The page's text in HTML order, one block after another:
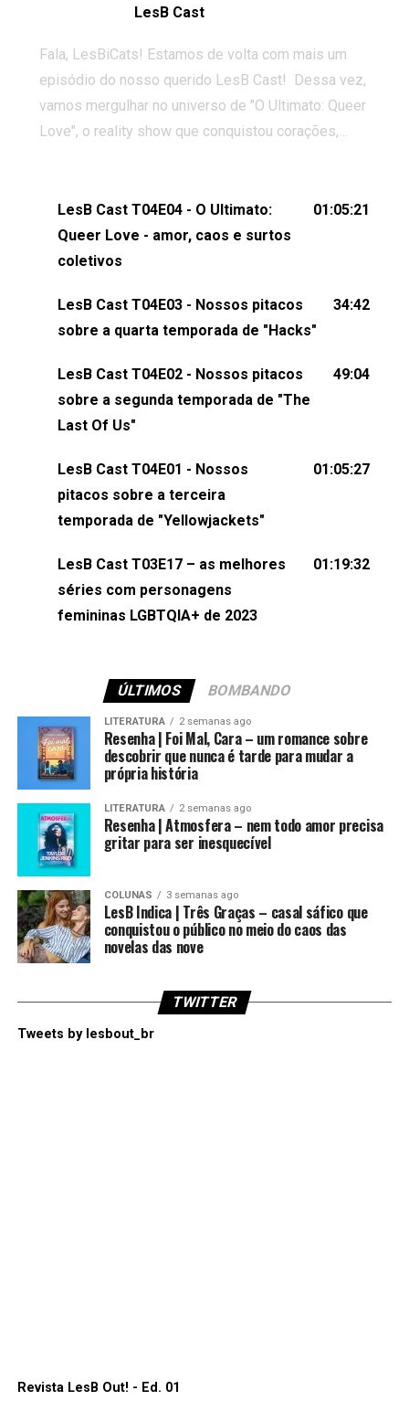
LesB Cast
Fala, LesBiCats! Estamos de volta com mais um
episódio do nosso querido LesB Cast! Dessa vez,
vamos mergulhar no universo de "O Ultimato: Queer
Love", o reality show que conquistou corações,
os melhores momentos, as maiores confusões e,
claro, tudo o que esse reality nos fez pensar (e rir)
sobre amor sáfico!Você também pode participar
comentários, perguntas ou qualquer outra coisa,
nos envie uma mensagem pelas redes sociais ou
esqueça de visitar nosso site e também redes
sociais:Twitter: ⁠⁠⁠⁠@lesbout_br⁠⁠⁠⁠ Instagram: ⁠⁠⁠⁠@lesbout_br⁠⁠⁠⁠
(⁠⁠⁠⁠⁠⁠@KarolenPassos⁠⁠⁠⁠⁠⁠)Participação de Bruna Fentanes
(⁠⁠⁠⁠@brunarfentanes⁠⁠⁠⁠) e Pollyelly FlorêncioEdição de
Naiady Machado
LesB Cast T04E04 - O Ultimato:
Queer Love - amor, caos e surtos
coletivos
01:05:21
LesB Cast T04E03 - Nossos pitacos
sobre a quarta temporada de "Hacks"
34:42
LesB Cast T04E02 - Nossos pitacos
sobre a segunda temporada de "The
Last Of Us"
49:04
LesB Cast T04E01 - Nossos
pitacos sobre a terceira
temporada de "Yellowjackets"
01:05:27
LesB Cast T03E17 – as melhores
séries com personagens
femininas LGBTQIA+ de 2023
01:19:32
ÚLTIMOS BOMBANDO
LITERATURA 2 semanas ago
Resenha | Foi Mal, Cara – um romance sobre
descobrir que nunca é tarde para mudar a
própria história
LITERATURA 2 semanas ago
Resenha | Atmosfera – nem todo amor precisa
gritar para ser inesquecível
COLUNAS 3 semanas ago
LesB Indica | Três Graças – casal sáfico que
conquistou o público no meio do caos das
novelas das nove
TWITTER
Tweets by lesbout_br
Revista LesB Out! - Ed. 01